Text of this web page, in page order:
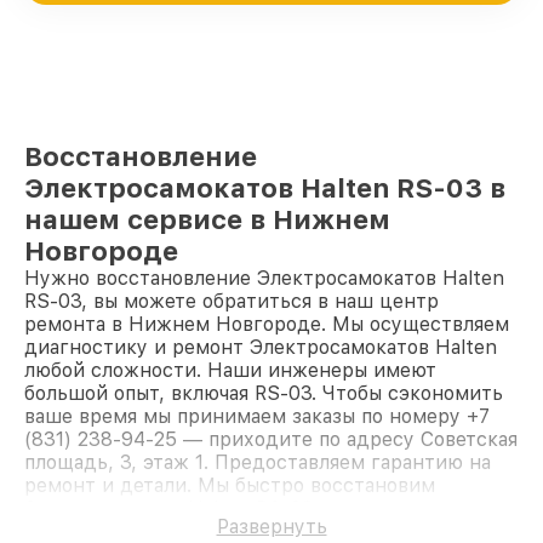
Восстановление
Электросамокатов Halten RS-03 в
нашем сервисе в Нижнем
Новгороде
Нужно восстановление Электросамокатов Halten
RS-03, вы можете обратиться в наш центр
ремонта в Нижнем Новгороде. Мы осуществляем
диагностику и ремонт Электросамокатов Halten
любой сложности. Наши инженеры имеют
большой опыт, включая RS-03. Чтобы сэкономить
ваше время мы принимаем заказы по номеру +7
(831) 238-94-25 — приходите по адресу Советская
площадь, 3, этаж 1. Предоставляем гарантию на
ремонт и детали. Мы быстро восстановим
Развернуть